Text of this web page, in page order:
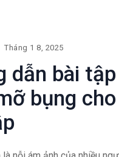
Tháng 1 8, 2025
dẫn bài
bụng